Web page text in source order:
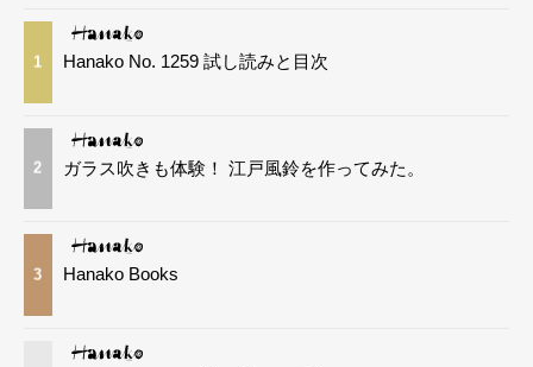
1 Hanako No. 1259 試し読みと目次
2 ガラス吹きも体験！ 江戸風鈴を作ってみた。
3 Hanako Books